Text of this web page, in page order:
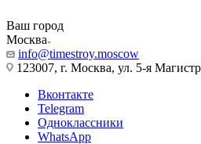
Ваш город
Москва
info@timestroy.moscow
123007, г. Москва, ул. 5-я
Вконтакте
Telegram
Одноклассники
WhatsApp